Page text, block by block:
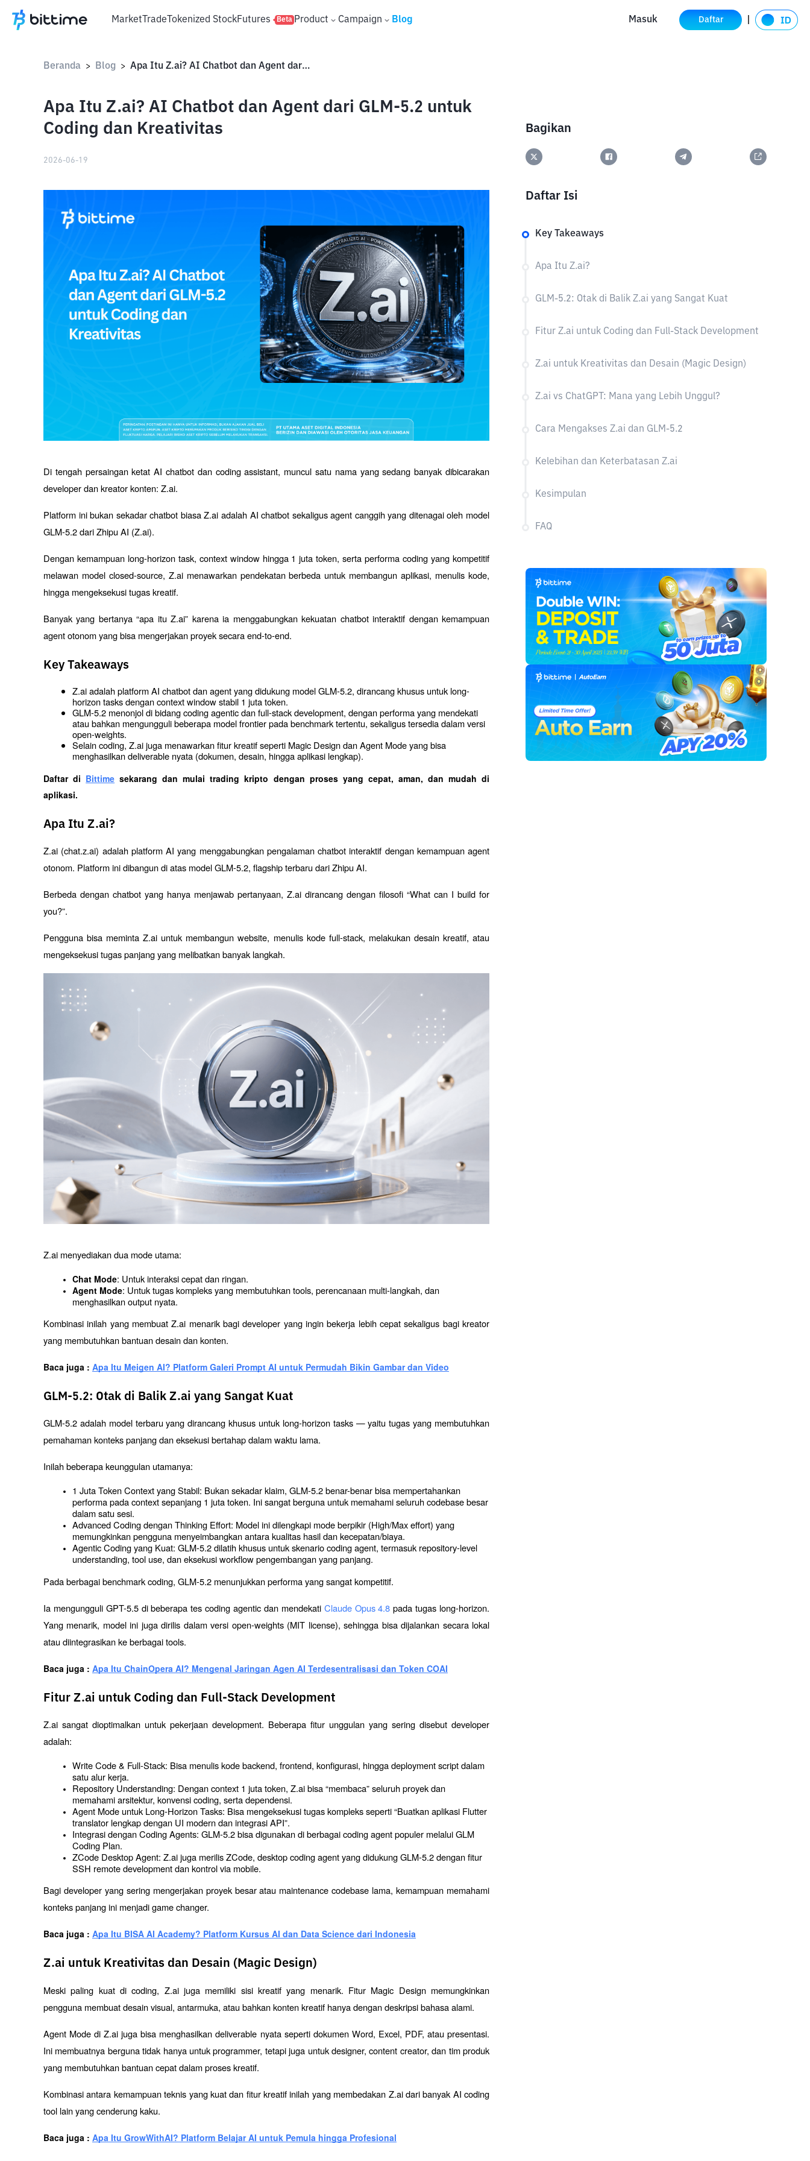
MarketTradeTokenized StockFutures Beta Product Campaign Blog Masuk Daftar
Beranda > Blog > Apa Itu Z.ai? AI Chatbot dan Agent dari GLM-5.2 untuk Coding dan Kreativitas
Apa Itu Z.ai? AI Chatbot dan Agent dari GLM-5.2 untuk
Coding dan Kreativitas
2026-06-19
Di tengah persaingan ketat AI chatbot dan coding assistant, muncul satu nama yang sedang banyak dibicarakan
developer dan kreator konten: Z.ai.
Platform ini bukan sekadar chatbot biasa Z.ai adalah AI chatbot sekaligus agent canggih yang ditenagai oleh model
GLM-5.2 dari Zhipu AI (Z.ai).
Dengan kemampuan long-horizon task, context window hingga 1 juta token, serta performa coding yang kompetitif
melawan model closed-source, Z.ai menawarkan pendekatan berbeda untuk membangun aplikasi, menulis kode,
hingga mengeksekusi tugas kreatif.
Banyak yang bertanya “apa itu Z.ai” karena ia menggabungkan kekuatan chatbot interaktif dengan kemampuan
agent otonom yang bisa mengerjakan proyek secara end-to-end.
Key Takeaways
Z.ai adalah platform AI chatbot dan agent yang didukung model GLM-5.2, dirancang khusus untuk long-
horizon tasks dengan context window stabil 1 juta token.
GLM-5.2 menonjol di bidang coding agentic dan full-stack development, dengan performa yang mendekati
atau bahkan mengungguli beberapa model frontier pada benchmark tertentu, sekaligus tersedia dalam versi
open-weights.
Selain coding, Z.ai juga menawarkan fitur kreatif seperti Magic Design dan Agent Mode yang bisa
menghasilkan deliverable nyata (dokumen, desain, hingga aplikasi lengkap).
Daftar di Bittime sekarang dan mulai trading kripto dengan proses yang cepat, aman, dan mudah di
aplikasi.
Apa Itu Z.ai?
Z.ai (chat.z.ai) adalah platform AI yang menggabungkan pengalaman chatbot interaktif dengan kemampuan agent
otonom. Platform ini dibangun di atas model GLM-5.2, flagship terbaru dari Zhipu AI.
Berbeda dengan chatbot yang hanya menjawab pertanyaan, Z.ai dirancang dengan filosofi “What can I build for
you?”.
Pengguna bisa meminta Z.ai untuk membangun website, menulis kode full-stack, melakukan desain kreatif, atau
mengeksekusi tugas panjang yang melibatkan banyak langkah.
Z.ai menyediakan dua mode utama:
Chat Mode: Untuk interaksi cepat dan ringan.
Agent Mode: Untuk tugas kompleks yang membutuhkan tools, perencanaan multi-langkah, dan
menghasilkan output nyata.
Kombinasi inilah yang membuat Z.ai menarik bagi developer yang ingin bekerja lebih cepat sekaligus bagi kreator
yang membutuhkan bantuan desain dan konten.
Baca juga : Apa Itu Meigen AI? Platform Galeri Prompt AI untuk Permudah Bikin Gambar dan Video
GLM-5.2: Otak di Balik Z.ai yang Sangat Kuat
GLM-5.2 adalah model terbaru yang dirancang khusus untuk long-horizon tasks — yaitu tugas yang membutuhkan
pemahaman konteks panjang dan eksekusi bertahap dalam waktu lama.
Inilah beberapa keunggulan utamanya:
1 Juta Token Context yang Stabil: Bukan sekadar klaim, GLM-5.2 benar-benar bisa mempertahankan
performa pada context sepanjang 1 juta token. Ini sangat berguna untuk memahami seluruh codebase besar
dalam satu sesi.
Advanced Coding dengan Thinking Effort: Model ini dilengkapi mode berpikir (High/Max effort) yang
memungkinkan pengguna menyeimbangkan antara kualitas hasil dan kecepatan/biaya.
Agentic Coding yang Kuat: GLM-5.2 dilatih khusus untuk skenario coding agent, termasuk repository-level
understanding, tool use, dan eksekusi workflow pengembangan yang panjang.
Pada berbagai benchmark coding, GLM-5.2 menunjukkan performa yang sangat kompetitif.
Ia mengungguli GPT-5.5 di beberapa tes coding agentic dan mendekati Claude Opus 4.8 pada tugas long-horizon.
Yang menarik, model ini juga dirilis dalam versi open-weights (MIT license), sehingga bisa dijalankan secara lokal
atau diintegrasikan ke berbagai tools.
Baca juga : Apa Itu ChainOpera AI? Mengenal Jaringan Agen AI Terdesentralisasi dan Token COAI
Fitur Z.ai untuk Coding dan Full-Stack Development
Z.ai sangat dioptimalkan untuk pekerjaan development. Beberapa fitur unggulan yang sering disebut developer
adalah:
Write Code & Full-Stack: Bisa menulis kode backend, frontend, konfigurasi, hingga deployment script dalam
satu alur kerja.
Repository Understanding: Dengan context 1 juta token, Z.ai bisa “membaca” seluruh proyek dan
memahami arsitektur, konvensi coding, serta dependensi.
Agent Mode untuk Long-Horizon Tasks: Bisa mengeksekusi tugas kompleks seperti “Buatkan aplikasi Flutter
translator lengkap dengan UI modern dan integrasi API”.
Integrasi dengan Coding Agents: GLM-5.2 bisa digunakan di berbagai coding agent populer melalui GLM
Coding Plan.
ZCode Desktop Agent: Z.ai juga merilis ZCode, desktop coding agent yang didukung GLM-5.2 dengan fitur
SSH remote development dan kontrol via mobile.
Bagi developer yang sering mengerjakan proyek besar atau maintenance codebase lama, kemampuan memahami
konteks panjang ini menjadi game changer.
Baca juga : Apa Itu BISA AI Academy? Platform Kursus AI dan Data Science dari Indonesia
Z.ai untuk Kreativitas dan Desain (Magic Design)
Meski paling kuat di coding, Z.ai juga memiliki sisi kreatif yang menarik. Fitur Magic Design memungkinkan
pengguna membuat desain visual, antarmuka, atau bahkan konten kreatif hanya dengan deskripsi bahasa alami.
Agent Mode di Z.ai juga bisa menghasilkan deliverable nyata seperti dokumen Word, Excel, PDF, atau presentasi.
Ini membuatnya berguna tidak hanya untuk programmer, tetapi juga untuk designer, content creator, dan tim produk
yang membutuhkan bantuan cepat dalam proses kreatif.
Kombinasi antara kemampuan teknis yang kuat dan fitur kreatif inilah yang membedakan Z.ai dari banyak AI coding
tool lain yang cenderung kaku.
Baca juga : Apa Itu GrowWithAI? Platform Belajar AI untuk Pemula hingga Profesional
Bagikan
Daftar Isi
Key Takeaways
Apa Itu Z.ai?
GLM-5.2: Otak di Balik Z.ai yang Sangat Kuat
Fitur Z.ai untuk Coding dan Full-Stack Development
Z.ai untuk Kreativitas dan Desain (Magic Design)
Z.ai vs ChatGPT: Mana yang Lebih Unggul?
Cara Mengakses Z.ai dan GLM-5.2
Kelebihan dan Keterbatasan Z.ai
Kesimpulan
FAQ